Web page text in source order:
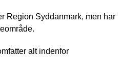
Region Syddanmark, men har
alt indenfor